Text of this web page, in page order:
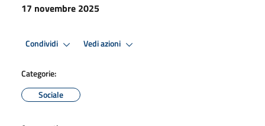
17 novembre 2025
Condividi Vedi azioni
Categorie:
Sociale